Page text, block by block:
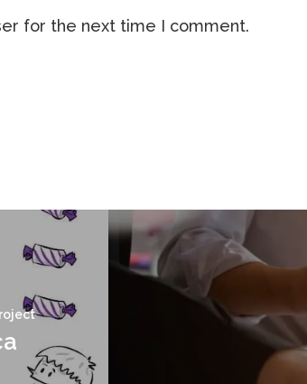
for the next time I comment.